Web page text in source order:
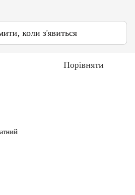
коли з'явиться
Порівняти